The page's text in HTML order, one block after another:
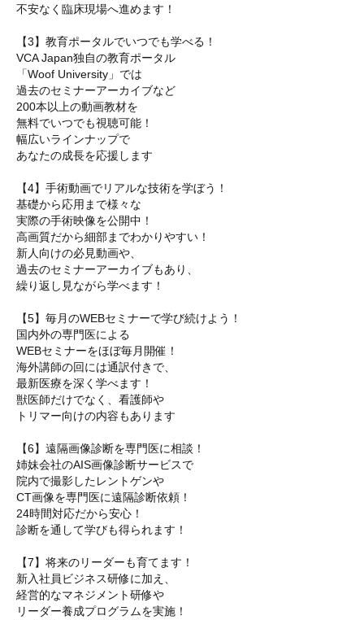
不安なく臨床現場へ進めます！
【3】教育ポータルでいつでも学べる！
VCA Japan独自の教育ポータル
「Woof University」では
過去のセミナーアーカイブなど
200本以上の動画教材を
無料でいつでも視聴可能！
幅広いラインナップで
あなたの成長を応援します
【4】手術動画でリアルな技術を学ぼう！
基礎から応用まで様々な
実際の手術映像を公開中！
高画質だから細部までわかりやすい！
新人向けの必見動画や、
過去のセミナーアーカイブもあり、
繰り返し見ながら学べます！
【5】毎月のWEBセミナーで学び続けよう！
国内外の専門医による
WEBセミナーをほぼ毎月開催！
海外講師の回には通訳付きで、
最新医療を深く学べます！
獣医師だけでなく、看護師や
トリマー向けの内容もあります
【6】遠隔画像診断を専門医に相談！
姉妹会社のAIS画像診断サービスで
院内で撮影したレントゲンや
CT画像を専門医に遠隔診断依頼！
24時間対応だから安心！
診断を通して学びも得られます！
【7】将来のリーダーも育てます！
新入社員ビジネス研修に加え、
経営的なマネジメント研修や
リーダー養成プログラムを実施！